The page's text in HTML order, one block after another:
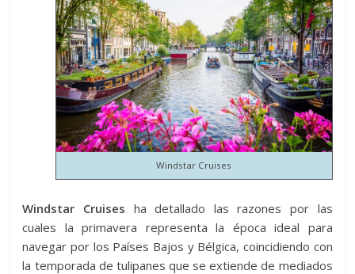
Windstar Cruises
Windstar Cruises ha detallado las razones por las
cuales la primavera representa la época ideal para
navegar por los Países Bajos y Bélgica, coincidiendo con
la temporada de tulipanes que se extiende de mediados